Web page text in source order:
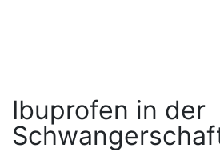
Ibuprofen in der